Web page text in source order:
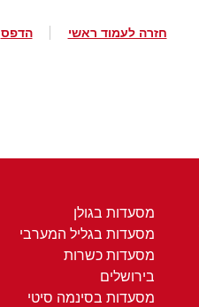
חזרה לעמוד ראשי הדפס
מסעדות בגולן
מסעדות בגליל המערבי
מסעדות כשרות
בירושלים
מסעדות בסינמה סיטי